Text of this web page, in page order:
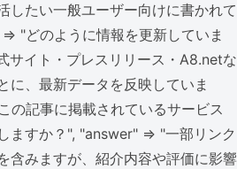
したい一般ユーザー向けに書かれて
"どのように情報を更新していま
サイト・プレスリリース・A8.netな
に、最新データを反映していま
の記事に掲載されているサービス
ますか？", "answer" => "一部リンク
含みますが、紹介内容や評価に影響